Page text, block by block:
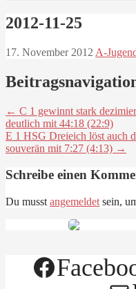
2012-11-25
17. November 2012 A-
← C 1 gewinnt stark
deutlich mit 44:18 (22:9)
E 1 HSG Dreieich löst auch
souverän mit 7:27 (4:13) →
Schreibe einen
Du musst angemeldet sein,